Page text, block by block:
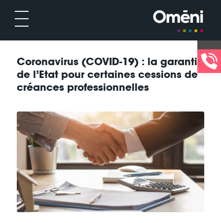
Coronavirus (COVID-19) : la garantie
de l’Etat pour certaines cessions de
créances professionnelles